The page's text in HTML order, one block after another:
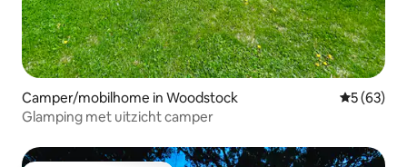
Camper/mobilhome in Woodstock
5 (63)
Glamping met uitzicht camper